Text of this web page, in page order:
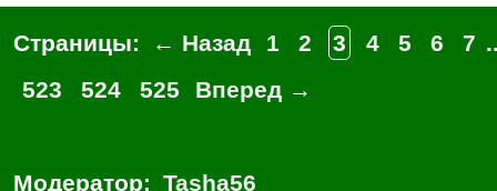
Страницы: ← Назад 1 2 3 4 5 6 7
523
524 525 Вперед →
Модератор: Tasha56